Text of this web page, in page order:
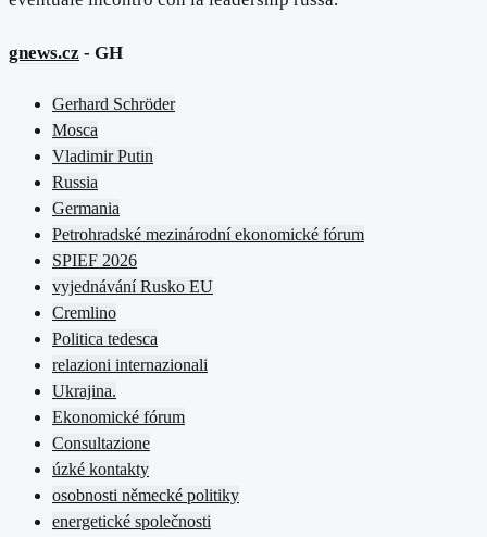
gnews.cz - GH
Gerhard Schröder
Mosca
Vladimir Putin
Russia
Germania
Petrohradské mezinárodní ekonomické fórum
SPIEF 2026
vyjednávání Rusko EU
Cremlino
Politica tedesca
relazioni internazionali
Ukrajina.
Ekonomické fórum
Consultazione
úzké kontakty
osobnosti německé politiky
energetické společnosti